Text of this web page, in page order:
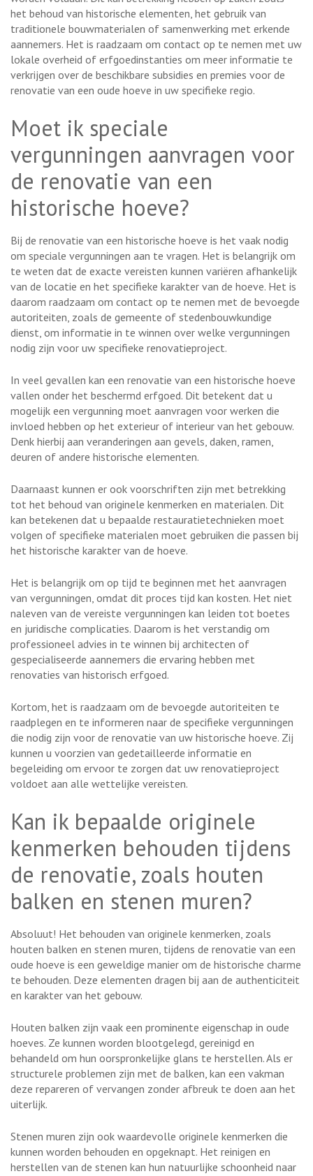
het behoud van historische elementen, het gebruik van
traditionele bouwmaterialen of samenwerking met erkende
aannemers. Het is raadzaam om contact op te nemen met uw
lokale overheid of erfgoedinstanties om meer informatie te
verkrijgen over de beschikbare subsidies en premies voor de
renovatie van een oude hoeve in uw specifieke regio.
Moet ik speciale
vergunningen aanvragen voor
de renovatie van een
historische hoeve?
Bij de renovatie van een historische hoeve is het vaak nodig
om speciale vergunningen aan te vragen. Het is belangrijk om
te weten dat de exacte vereisten kunnen variëren afhankelijk
van de locatie en het specifieke karakter van de hoeve. Het is
daarom raadzaam om contact op te nemen met de bevoegde
autoriteiten, zoals de gemeente of stedenbouwkundige
dienst, om informatie in te winnen over welke vergunningen
nodig zijn voor uw specifieke renovatieproject.
In veel gevallen kan een renovatie van een historische hoeve
vallen onder het beschermd erfgoed. Dit betekent dat u
mogelijk een vergunning moet aanvragen voor werken die
invloed hebben op het exterieur of interieur van het gebouw.
Denk hierbij aan veranderingen aan gevels, daken, ramen,
deuren of andere historische elementen.
Daarnaast kunnen er ook voorschriften zijn met betrekking
tot het behoud van originele kenmerken en materialen. Dit
kan betekenen dat u bepaalde restauratietechnieken moet
volgen of specifieke materialen moet gebruiken die passen bij
het historische karakter van de hoeve.
Het is belangrijk om op tijd te beginnen met het aanvragen
van vergunningen, omdat dit proces tijd kan kosten. Het niet
naleven van de vereiste vergunningen kan leiden tot boetes
en juridische complicaties. Daarom is het verstandig om
professioneel advies in te winnen bij architecten of
gespecialiseerde aannemers die ervaring hebben met
renovaties van historisch erfgoed.
Kortom, het is raadzaam om de bevoegde autoriteiten te
raadplegen en te informeren naar de specifieke vergunningen
die nodig zijn voor de renovatie van uw historische hoeve. Zij
kunnen u voorzien van gedetailleerde informatie en
begeleiding om ervoor te zorgen dat uw renovatieproject
voldoet aan alle wettelijke vereisten.
Kan ik bepaalde originele
kenmerken behouden tijdens
de renovatie, zoals houten
balken en stenen muren?
Absoluut! Het behouden van originele kenmerken, zoals
houten balken en stenen muren, tijdens de renovatie van een
oude hoeve is een geweldige manier om de historische charme
te behouden. Deze elementen dragen bij aan de authenticiteit
en karakter van het gebouw.
Houten balken zijn vaak een prominente eigenschap in oude
hoeves. Ze kunnen worden blootgelegd, gereinigd en
behandeld om hun oorspronkelijke glans te herstellen. Als er
structurele problemen zijn met de balken, kan een vakman
deze repareren of vervangen zonder afbreuk te doen aan het
uiterlijk.
Stenen muren zijn ook waardevolle originele kenmerken die
kunnen worden behouden en opgeknapt. Het reinigen en
herstellen van de stenen kan hun natuurlijke schoonheid naar